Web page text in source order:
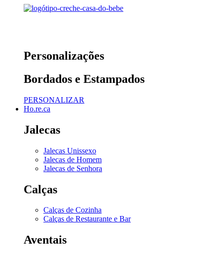
Personalizações
Bordados e Estampados
PERSONALIZAR
Ho.re.ca
Jalecas
Jalecas Unissexo
Jalecas de Homem
Jalecas de Senhora
Calças
Calças de Cozinha
Calças de Restaurante e Bar
Aventais